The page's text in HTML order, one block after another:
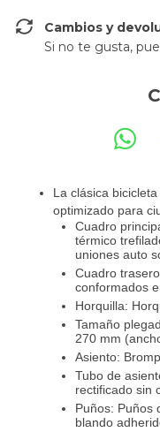
Cambios y
Si no te gusta,
La clásica
optimizado para
Cuadro
térmico
uniones auto
Cuadro
conformados
Horquilla:
Tamaño
270 mm
Asiento:
Tubo de
rectificado sin
Puños: Puños
blando